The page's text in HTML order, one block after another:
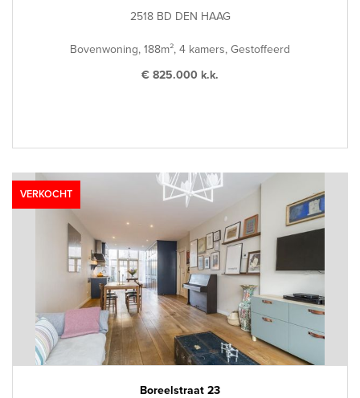
2518 BD DEN HAAG
Bovenwoning, 188m², 4 kamers, Gestoffeerd
€ 825.000 k.k.
VERKOCHT
Boreelstraat 23